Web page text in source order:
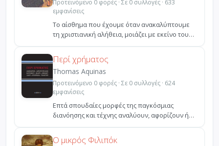
Προτεινόμενο 0 φορές · Σε 0 συλλογές · 633
εμφανίσεις
Το αίσθημα που έχουμε όταν ανακαλύπτουμε
τη χριστιανική αλήθεια, μοιάζει με εκείνο του
ανθρώπου, ο ο...
Περί χρήματος
Thomas Aquinas
Προτεινόμενο 0 φορές · Σε 0 συλλογές · 624
εμφανίσεις
Επτά σπουδαίες μορφές της παγκόσμιας
διανόησης και τέχνης αναλύουν, αφορίζουν ή
αποθεώνουν το χρήμα ...
Ο μικρός Φιλιπόκ